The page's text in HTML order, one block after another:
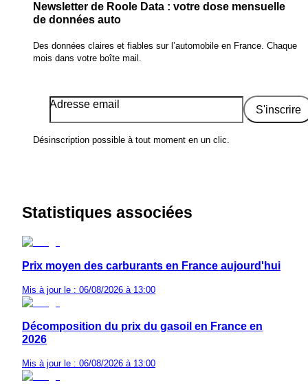
Newsletter de Roole Data : votre dose mensuelle
de données auto
Des données claires et fiables sur l’automobile en France. Chaque
mois dans votre boîte mail.
S'inscrire
Adresse email
Désinscription possible à tout moment en un clic.
Statistiques associées
Prix moyen des carburants en France aujourd'hui
Mis à jour le : 06/08/2026 à 13:00
Décomposition du prix du gasoil en France en
2026
Mis à jour le : 06/08/2026 à 13:00